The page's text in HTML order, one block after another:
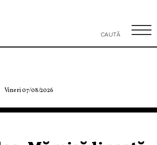
Vineri 07/08/2026
CAUTĂ